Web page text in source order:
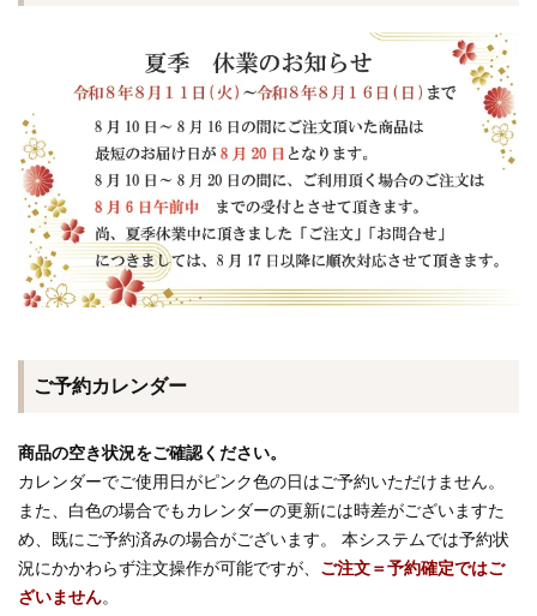
ご予約カレンダー
商品の空き状況をご確認ください。
カレンダーでご使用日がピンク色の日はご予約いただけません。
また、白色の場合でもカレンダーの更新には時差がございますた
め、既にご予約済みの場合がございます。 本システムでは予約状
況にかかわらず注文操作が可能ですが、 ご注文＝予約確定ではご
ざいません。